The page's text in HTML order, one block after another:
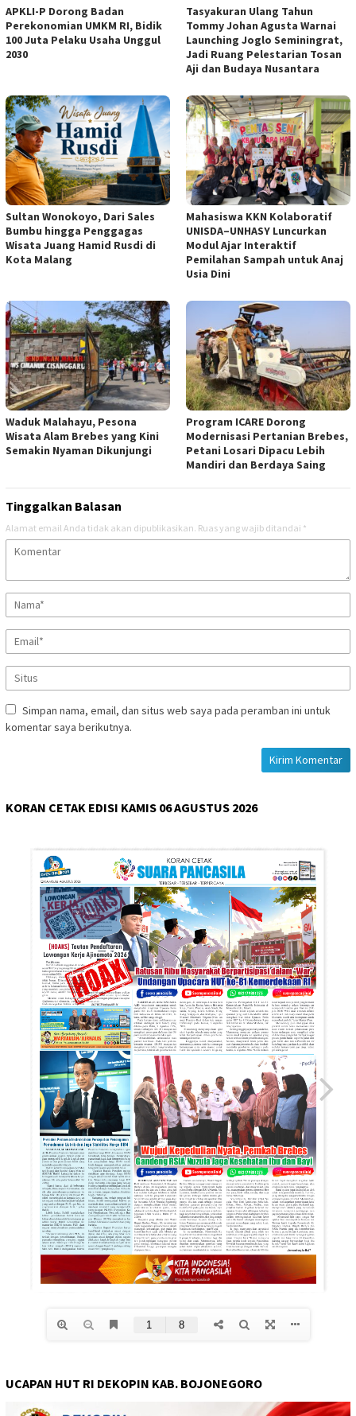
APKLI-P Dorong Badan
Perekonomian UMKM RI, Bidik
100 Juta Pelaku Usaha Unggul
2030
Tasyakuran Ulang Tahun
Tommy Johan Agusta Warnai
Launching Joglo Seminingrat,
Jadi Ruang Pelestarian Tosan
Aji dan Budaya Nusantara
Sultan Wonokoyo, Dari Sales
Bumbu hingga Penggagas
Wisata Juang Hamid Rusdi di
Kota Malang
Mahasiswa KKN Kolaboratif
UNISDA–UNHASY Luncurkan
Modul Ajar Interaktif
Pemilahan Sampah untuk Anaj
Usia Dini
Waduk Malahayu, Pesona
Wisata Alam Brebes yang Kini
Semakin Nyaman Dikunjungi
Program ICARE Dorong
Modernisasi Pertanian Brebes,
Petani Losari Dipacu Lebih
Mandiri dan Berdaya Saing
Tinggalkan Balasan
Alamat email Anda tidak akan dipublikasikan. Ruas yang wajib ditandai *
Simpan nama, email, dan situs web saya pada peramban ini untuk
komentar saya berikutnya.
KORAN CETAK EDISI KAMIS 06 AGUSTUS 2026
UCAPAN HUT RI DEKOPIN KAB. BOJONEGORO